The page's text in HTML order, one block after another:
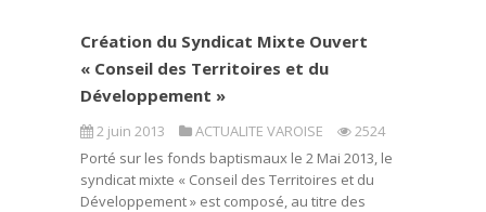
Création du Syndicat Mixte Ouvert
« Conseil des Territoires et du
Développement »
2 juin 2013 ACTUALITE VAROISE
2524
Porté sur les fonds baptismaux le 2 Mai 2013, le
syndicat mixte « Conseil des Territoires et du
Développement » est composé, au titre des